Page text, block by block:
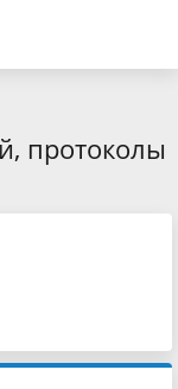
протоколы